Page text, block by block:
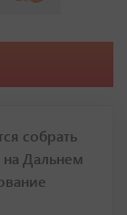
собрать
Дальнем